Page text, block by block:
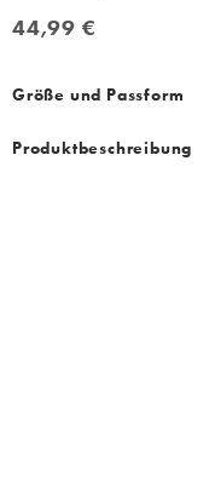
44,99 €
44,99 €
Größe und Passform
Produktbeschreibung